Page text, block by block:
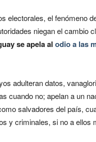
electorales, el fenómeno
niegan el cambio
se apela al odio a las
adulteran datos,
cuando no; apelan a un
salvadores del país,
y criminales, si no a ellos